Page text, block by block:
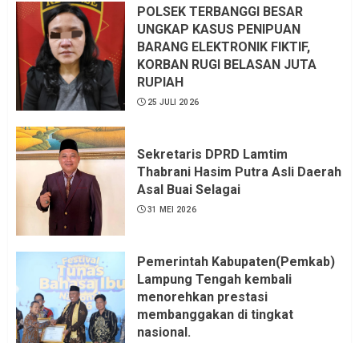
Sangat menantang Aturan dan
Dapat saya pastikan penuh Unsur
KKN, dan Unsur Politik.
6 AGUSTUS 2026
POLSEK TERBANGGI BESAR
UNGKAP KASUS PENIPUAN
BARANG ELEKTRONIK FIKTIF,
KORBAN RUGI BELASAN JUTA
RUPIAH
25 JULI 2026
Sekretaris DPRD Lamtim
Thabrani Hasim Putra Asli Daerah
Asal Buai Selagai
31 MEI 2026
Pemerintah Kabupaten(Pemkab)
Lampung Tengah kembali
menorehkan prestasi
membanggakan di tingkat
nasional.